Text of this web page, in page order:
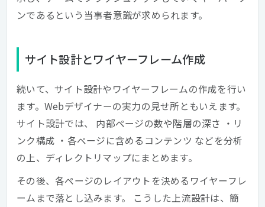
ンであるという当事者意識が求められます。
サイト設計とワイヤーフレーム作成
続いて、サイト設計やワイヤーフレームの作成を行い
ます。Webデザイナーの実力の見せ所ともいえます。
サイト設計では、 内部ページの数や階層の深さ ・リ
ンク構成 ・各ページに含めるコンテンツ などを分析
の上、ディレクトリマップにまとめます。
その後、各ページのレイアウトを決めるワイヤーフレ
ームまで落とし込みます。 こうした上流設計は、簡